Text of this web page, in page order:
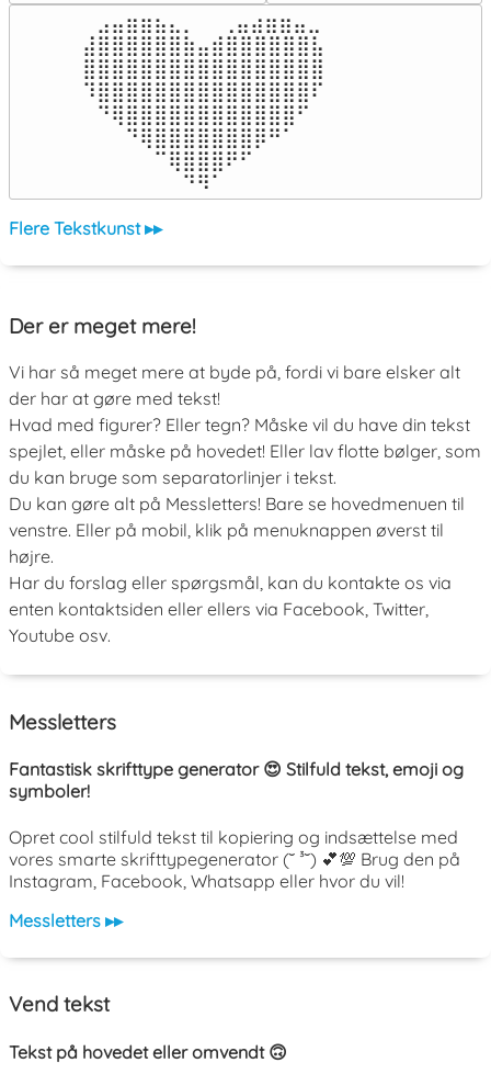
⠀⣠⣤⣶⣶⣦⣄⡀  ⠀⢀⣤⣴⣶⣶⣤⣀⠀
⣼⣿⣿⣿⣿⣿⣿⣷⣤⣾⣿⣿⣿⣿⣿⣿⣧
⣿⣿⣿⣿⣿⣿⣿⣿⣿⣿⣿⣿⣿⣿⣿⣿⣿
⠹⣿⣿⣿⣿⣿⣿⣿⣿⣿⣿⣿⣿⣿⣿⣿⠏
⠀⠙⢿⣿⣿⣿⣿⣿⣿⣿⣿⣿⣿⣿⣿⠋⠀
⠀⠀⠀⠙⢿⣿⣿⣿⣿⣿⣿⣿⡿⠛⠁⠀⠀
⠀⠀⠀⠀⠀⠉⢿⣿⣿⣿⠟⠋⠀⠀⠀⠀⠀
⠀⠀⠀⠀⠀⠀⠀⠙⠻⠁⠀⠀⠀⠀⠀⠀⠀⠀⠀⠀⠀⠀⠀
Flere Tekstkunst ▸▸
Der er meget mere!
Vi har så meget mere at byde på, fordi vi bare elsker alt
der har at gøre med tekst!
Hvad med figurer? Eller tegn? Måske vil du have din tekst
spejlet, eller måske på hovedet! Eller lav flotte bølger, som
du kan bruge som separatorlinjer i tekst.
Du kan gøre alt på Messletters! Bare se hovedmenuen til
venstre. Eller på mobil, klik på menuknappen øverst til
højre.
Har du forslag eller spørgsmål, kan du kontakte os via
enten kontaktsiden eller ellers via Facebook, Twitter,
Youtube osv.
Messletters
Fantastisk skrifttype generator 😍 Stilfuld tekst, emoji og
symboler!
Opret cool stilfuld tekst til kopiering og indsættelse med
vores smarte skrifttypegenerator (˘ ³˘) 💕💯 Brug den på
Instagram, Facebook, Whatsapp eller hvor du vil!
Messletters ▸▸
Vend tekst
Tekst på hovedet eller omvendt 🙃